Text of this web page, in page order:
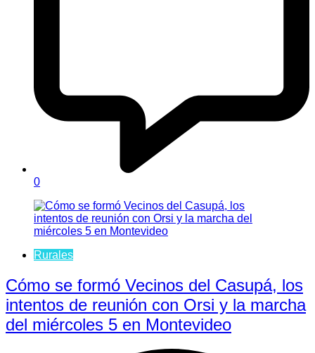
0
Rurales
Cómo se formó Vecinos del Casupá, los
intentos de reunión con Orsi y la marcha
del miércoles 5 en Montevideo